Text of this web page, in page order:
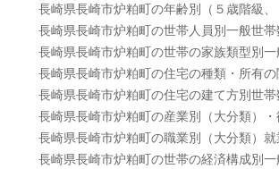
長崎県長崎市炉粕町の年齢別（５歳階級
長崎県長崎市炉粕町の世帯人員別一般世帯
長崎県長崎市炉粕町の世帯の家族類型別一
長崎県長崎市炉粕町の住宅の種類・所有
長崎県長崎市炉粕町の住宅の建て方別世帯
長崎県長崎市炉粕町の産業別（大分類）
長崎県長崎市炉粕町の職業別（大分類）就
長崎県長崎市炉粕町の世帯の経済構成別一